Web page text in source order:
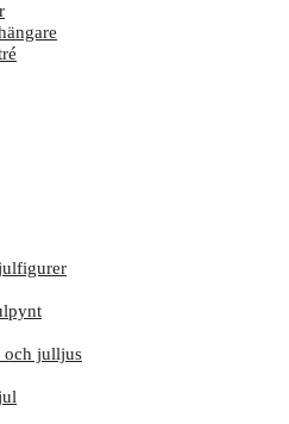
och julljus